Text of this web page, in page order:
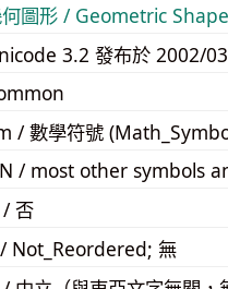
圖形 / Geometric
3.2 發布於 2002/03
/ 數學符號
/ most other symbols
否
Not_Reordered; 無